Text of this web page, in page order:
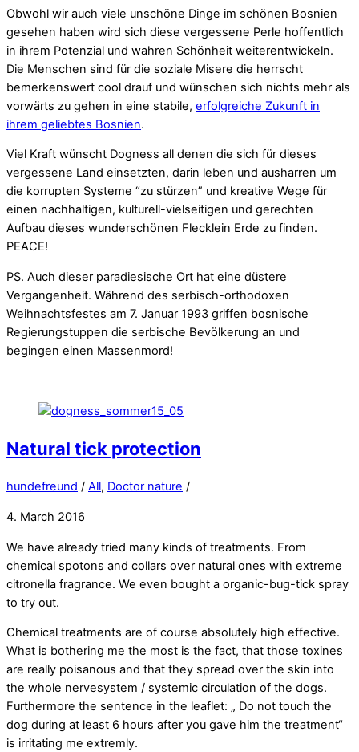
Obwohl wir auch viele unschöne Dinge im schönen Bosnien
gesehen haben wird sich diese vergessene Perle hoffentlich
in ihrem Potenzial und wahren Schönheit weiterentwickeln.
Die Menschen sind für die soziale Misere die herrscht
bemerkenswert cool drauf und wünschen sich nichts mehr als
vorwärts zu gehen in eine stabile, erfolgreiche Zukunft in
ihrem geliebtes Bosnien.
Viel Kraft wünscht Dogness all denen die sich für dieses
vergessene Land einsetzten, darin leben und ausharren um
die korrupten Systeme “zu stürzen” und kreative Wege für
einen nachhaltigen, kulturell-vielseitigen und gerechten
Aufbau dieses wunderschönen Flecklein Erde zu finden.
PEACE!
PS. Auch dieser paradiesische Ort hat eine düstere
Vergangenheit. Während des serbisch-orthodoxen
Weihnachtsfestes am 7. Januar 1993 griffen bosnische
Regierungstuppen die serbische Bevölkerung an und
begingen einen Massenmord!
Natural tick protection
hundefreund / All, Doctor nature /
4. March 2016
We have already tried many kinds of treatments. From
chemical spotons and collars over natural ones with extreme
citronella fragrance. We even bought a organic-bug-tick spray
to try out.
Chemical treatments are of course absolutely high effective.
What is bothering me the most is the fact, that those toxines
are really poisanous and that they spread over the skin into
the whole nervesystem / systemic circulation of the dogs.
Furthermore the sentence in the leaflet: „ Do not touch the
dog during at least 6 hours after you gave him the treatment“
is irritating me extremly.